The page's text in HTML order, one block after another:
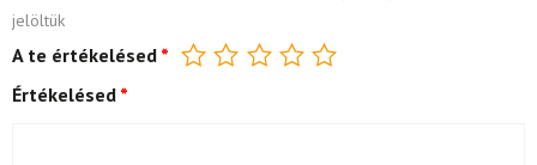
jelöltük
A te értékelésed *
Értékelésed *